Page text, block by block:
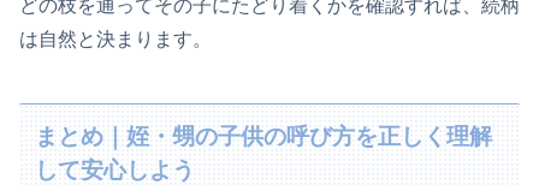
どの枝を通ってその子にたどり着くかを確認すれば、続柄
は自然と決まります。
まとめ｜姪・甥の子供の呼び方を正しく理解
して安心しよう